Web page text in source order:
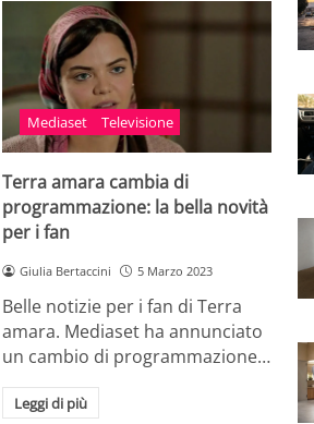
Mediaset Televisione
Terra amara cambia di
programmazione: la bella novità
per i fan
Giulia Bertaccini 5 Marzo 2023
Belle notizie per i fan di Terra
amara. Mediaset ha annunciato
un cambio di programmazione…
Leggi di più